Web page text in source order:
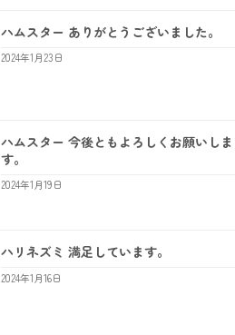
ハムスター ありがとうございました。
2024年1月23日
ハムスター 今後ともよろしくお願いしま
す。
2024年1月19日
ハリネズミ 満足しています。
2024年1月16日